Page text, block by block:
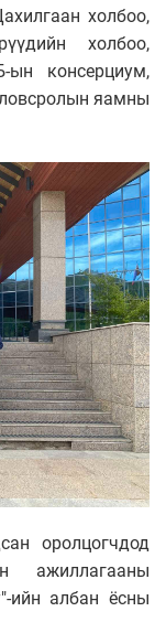
холбоо,
холбоо,
консерциум,
яамны
оролцогчдод
ажиллагааны
ийн албан ёсны